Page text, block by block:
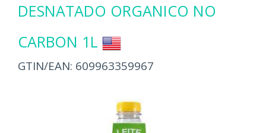
DESNATADO ORGANICO NO
CARBON 1L
GTIN/EAN: 609963359967